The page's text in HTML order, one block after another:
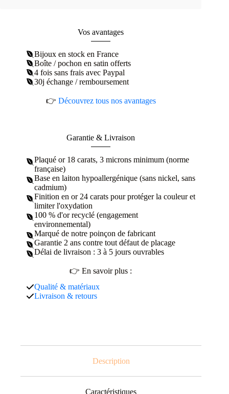
Vos avantages
Bijoux en stock en France
Boîte / pochon en satin offerts
4 fois sans frais avec Paypal
30j échange / remboursement
👉 Découvrez tous nos avantages
Garantie & Livraison
Plaqué or 18 carats, 3 microns minimum (norme
française)
Base en laiton hypoallergénique (sans nickel, sans
cadmium)
Finition en or 24 carats pour protéger la couleur et
limiter l'oxydation
100 % d'or recyclé (engagement
environnemental)
Marqué de notre poinçon de fabricant
Garantie 2 ans contre tout défaut de placage
Délai de livraison : 3 à 5 jours ouvrables
👉 En savoir plus :
Qualité & matériaux
Livraison & retours
Description
Caractéristiques